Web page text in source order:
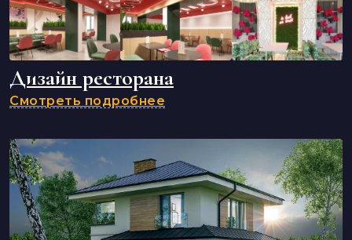
Дизайн ресторана
Смотреть подробнее